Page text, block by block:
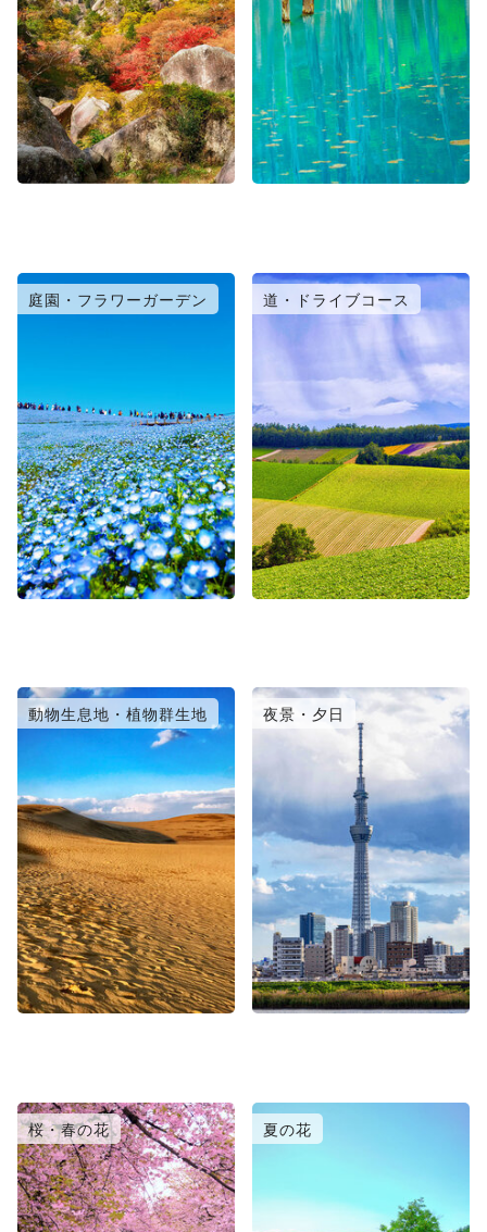
庭園・フラワーガーデン 道・ドライブコース
動物生息地・植物群生地 夜景・夕日
桜・春の花 夏の花